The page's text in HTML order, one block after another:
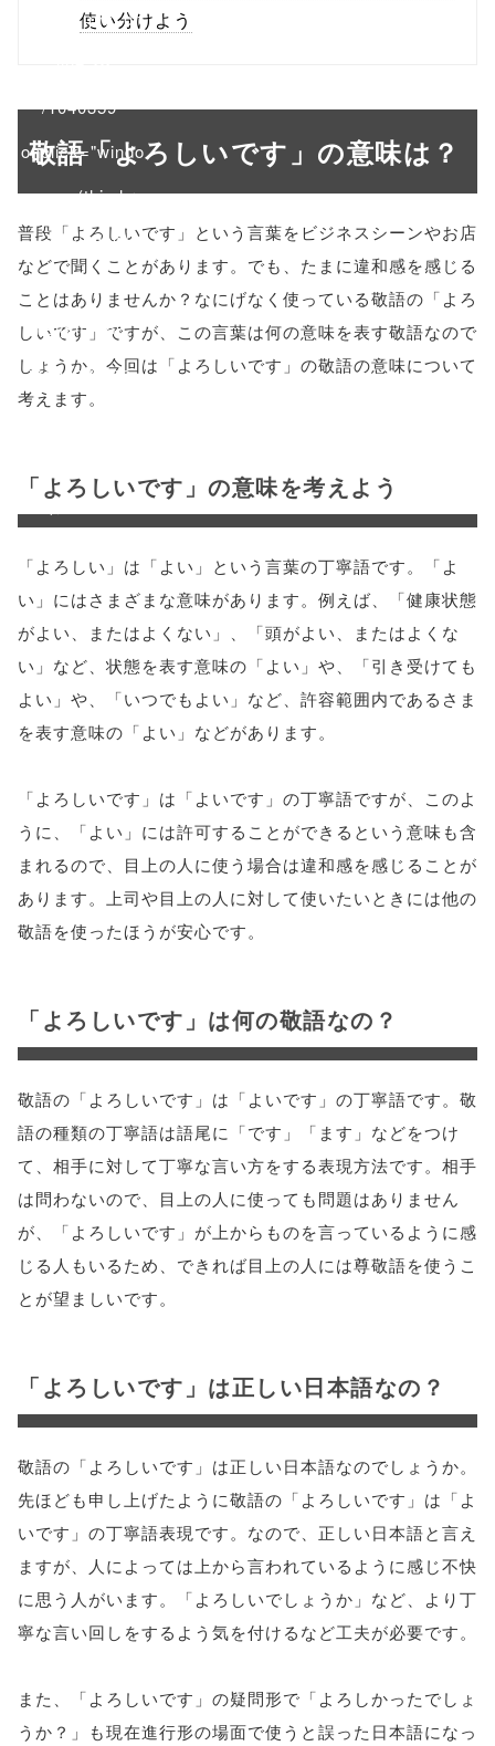
buttons.php on
/1040359"
onclick="windo
w.open(this.hre
f, 'Gwindow',
height=450,
menubar=no,
); return
使い分けよう
敬語「よろしいです」の意味は？
普段「よろしいです」という言葉をビジネスシーンやお店
などで聞くことがあります。でも、たまに違和感を感じる
ことはありませんか？なにげなく使っている敬語の「よろ
しいです」ですが、この言葉は何の意味を表す敬語なので
しょうか。今回は「よろしいです」の敬語の意味について
考えます。
「よろしいです」の意味を考えよう
「よろしい」は「よい」という言葉の丁寧語です。「よ
い」にはさまざまな意味があります。例えば、「健康状態
がよい、またはよくない」、「頭がよい、またはよくな
い」など、状態を表す意味の「よい」や、「引き受けても
よい」や、「いつでもよい」など、許容範囲内であるさま
を表す意味の「よい」などがあります。
「よろしいです」は「よいです」の丁寧語ですが、このよ
うに、「よい」には許可することができるという意味も含
まれるので、目上の人に使う場合は違和感を感じることが
あります。上司や目上の人に対して使いたいときには他の
敬語を使ったほうが安心です。
「よろしいです」は何の敬語なの？
敬語の「よろしいです」は「よいです」の丁寧語です。敬
語の種類の丁寧語は語尾に「です」「ます」などをつけ
て、相手に対して丁寧な言い方をする表現方法です。相手
は問わないので、目上の人に使っても問題はありません
が、「よろしいです」が上からものを言っているように感
じる人もいるため、できれば目上の人には尊敬語を使うこ
とが望ましいです。
「よろしいです」は正しい日本語なの？
敬語の「よろしいです」は正しい日本語なのでしょうか。
先ほども申し上げたように敬語の「よろしいです」は「よ
いです」の丁寧語表現です。なので、正しい日本語と言え
ますが、人によっては上から言われているように感じ不快
に思う人がいます。「よろしいでしょうか」など、より丁
寧な言い回しをするよう気を付けるなど工夫が必要です。
また、「よろしいです」の疑問形で「よろしかったでしょ
うか？」も現在進行形の場面で使うと誤った日本語になっ